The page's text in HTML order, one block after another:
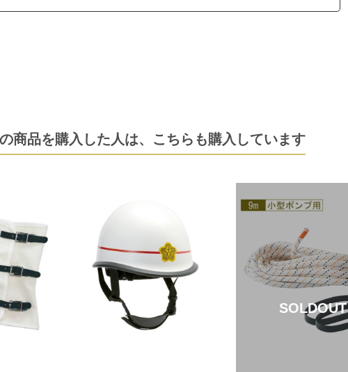
商品を購入した人は、 こちらも購入しています
SOLDOUT